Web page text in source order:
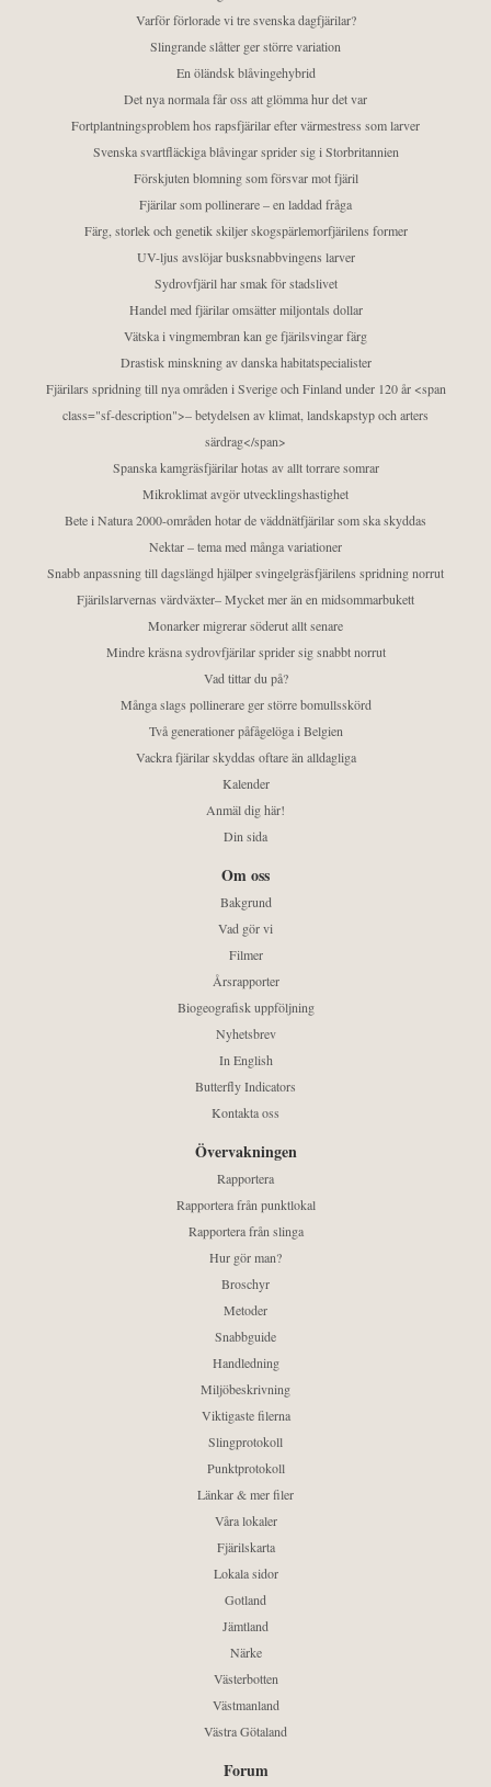
Varför förlorade vi tre svenska dagfjärilar?
Slingrande slåtter ger större variation
En öländsk blåvingehybrid
Det nya normala får oss att glömma hur det var
Fortplantningsproblem hos rapsfjärilar efter värmestress som larver
Svenska svartfläckiga blåvingar sprider sig i Storbritannien
Förskjuten blomning som försvar mot fjäril
Fjärilar som pollinerare – en laddad fråga
Färg, storlek och genetik skiljer skogspärlemorfjärilens former
UV-ljus avslöjar busksnabbvingens larver
Sydrovfjäril har smak för stadslivet
Handel med fjärilar omsätter miljontals dollar
Vätska i vingmembran kan ge fjärilsvingar färg
Drastisk minskning av danska habitatspecialister
Fjärilars spridning till nya områden i Sverige och Finland under 120 år <span
class="sf-description">– betydelsen av klimat, landskapstyp och arters
särdrag</span>
Spanska kamgräsfjärilar hotas av allt torrare somrar
Mikroklimat avgör utvecklingshastighet
Bete i Natura 2000-områden hotar de väddnätfjärilar som ska skyddas
Nektar – tema med många variationer
Snabb anpassning till dagslängd hjälper svingelgräsfjärilens spridning norrut
Fjärilslarvernas värdväxter– Mycket mer än en midsommarbukett
Monarker migrerar söderut allt senare
Mindre kräsna sydrovfjärilar sprider sig snabbt norrut
Vad tittar du på?
Många slags pollinerare ger större bomullsskörd
Två generationer påfågelöga i Belgien
Vackra fjärilar skyddas oftare än alldagliga
Kalender
Anmäl dig här!
Din sida
Om oss
Bakgrund
Vad gör vi
Filmer
Årsrapporter
Biogeografisk uppföljning
Nyhetsbrev
In English
Butterfly Indicators
Kontakta oss
Övervakningen
Rapportera
Rapportera från punktlokal
Rapportera från slinga
Hur gör man?
Broschyr
Metoder
Snabbguide
Handledning
Miljöbeskrivning
Viktigaste filerna
Slingprotokoll
Punktprotokoll
Länkar & mer filer
Våra lokaler
Fjärilskarta
Lokala sidor
Gotland
Jämtland
Närke
Västerbotten
Västmanland
Västra Götaland
Forum